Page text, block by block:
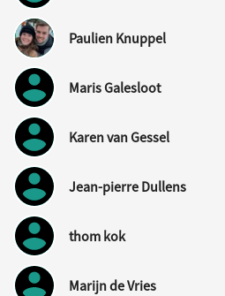
Paulien Knuppel
Maris Galesloot
Karen van Gessel
Jean-pierre Dullens
thom kok
Marijn de Vries